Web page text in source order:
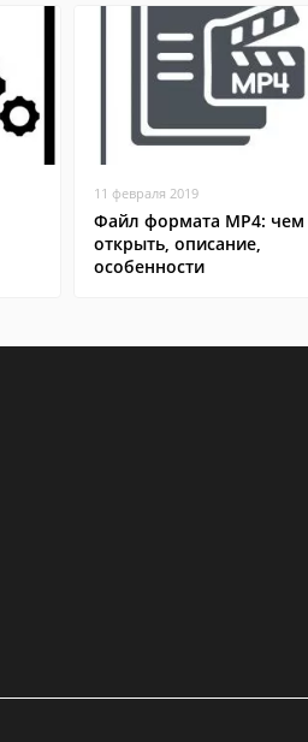
11 февраля 2019
Файл формата MP4: чем
открыть, описание,
особенности